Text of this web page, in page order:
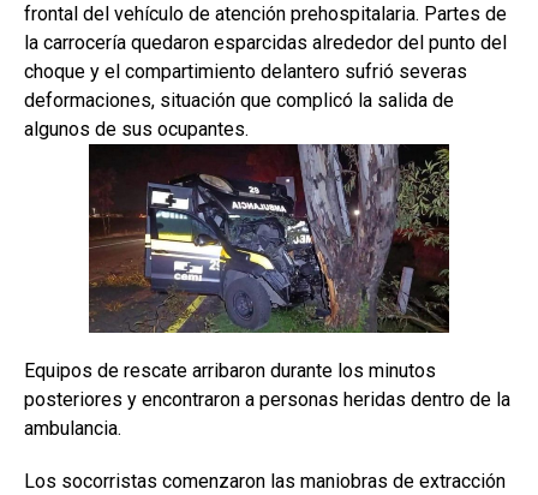
frontal del vehículo de atención prehospitalaria. Partes de
la carrocería quedaron esparcidas alrededor del punto del
choque y el compartimiento delantero sufrió severas
deformaciones, situación que complicó la salida de
algunos de sus ocupantes.
Equipos de rescate arribaron durante los minutos
posteriores y encontraron a personas heridas dentro de la
ambulancia.
Los socorristas comenzaron las maniobras de extracción